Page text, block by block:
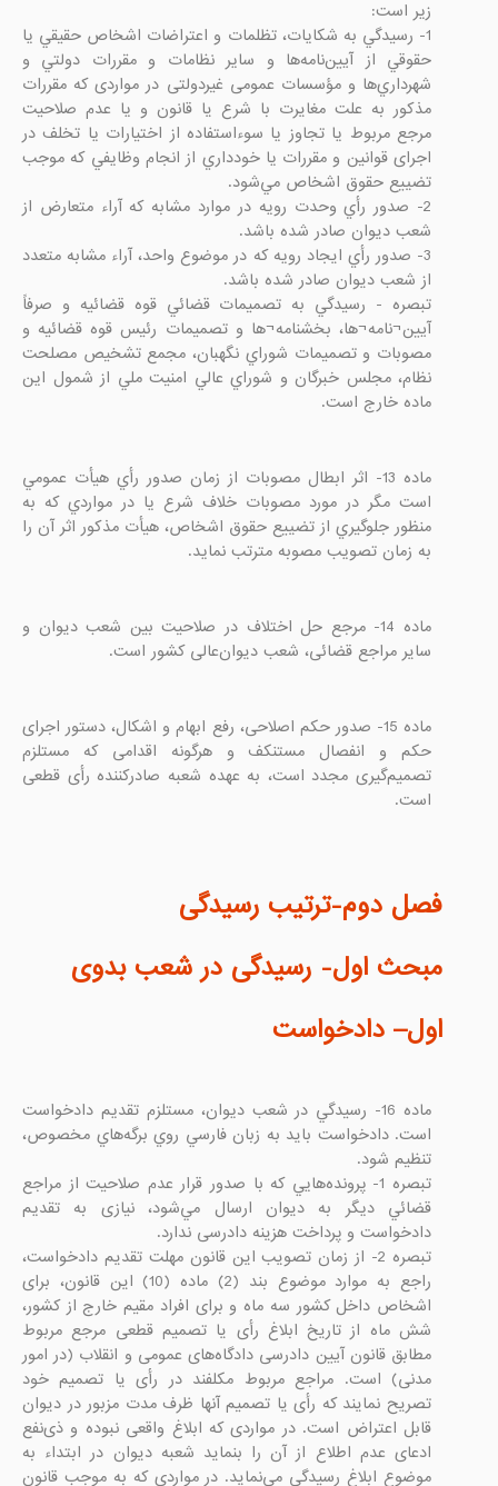
1- رسيدگي به شكايات، تظلمات و اعتراضات اشخاص حقيقي يا
حقوقي از آيين‌نامه‌ها و ساير نظامات و مقررات دولتي و
شهرداري‌ها و مؤسسات عمومی غیردولتی در مواردی که مقررات
مذكور به علت مغایرت با شرع یا قانون و يا عدم صلاحيت
مرجع مربوط يا تجاوز يا سوءاستفاده از اختيارات يا تخلف در
اجرای قوانين و مقررات يا خودداري از انجام وظايفي كه موجب
2- صدور رأي وحدت رويه در موارد مشابه که آراء متعارض از
3- صدور رأي ایجاد رويه كه در موضوع واحد، آراء مشابه متعدد
تبصره - رسيدگي به تصميمات قضائي قوه قضائيه و صرفاً
آیین¬نامه¬ها، بخشنامه¬ها و تصمیمات رئیس قوه قضائیه و
مصوبات و تصميمات شوراي نگهبان، مجمع تشخيص مصلحت
نظام، مجلس خبرگان و شوراي عالي امنيت ملي از شمول اين
ماده خارج است.
ماده 13- اثر ابطال مصوبات از زمان صدور رأي هيأت عمومي
است مگر در مورد مصوبات خلاف شرع يا در مواردي كه به
منظور جلوگيري از تضييع حقوق اشخاص،‌ هيأت مذكور اثر آن را
به زمان تصويب مصوبه مترتب نمايد.
ماده 14- مرجع حل اختلاف در صلاحیت بین شعب دیوان و
سایر مراجع قضائی، شعب دیوان‌عالی کشور است.
ماده 15- صدور حکم اصلاحی، رفع ابهام و اشکال، دستور اجرای
حکم و انفصال مستنکف و هرگونه اقدامی که مستلزم
تصمیم‌گیری مجدد است، به عهده شعبه صادرکننده رأی قطعی
فصل دوم-‌ترتیب رسیدگی
مبحث اول- رسیدگی در شعب بدوی
اول– دادخواست
ماده 16- رسيدگي در شعب ديوان، مستلزم تقديم دادخواست
است. دادخواست باید به زبان فارسي روي برگه‌هاي مخصوص،
تبصره 1- پرونده‌هايي كه با صدور قرار عدم صلاحيت از مراجع
قضائي ديگر به دیوان ارسال مي‌شود، نيازی به تقديم
تبصره 2- از زمان تصویب این قانون مهلت تقدیم دادخواست،
راجع به موارد موضوع بند (2) ماده (10) این قانون، برای
اشخاص داخل کشور سه ماه و برای افراد مقیم خارج از کشور،
شش ماه از تاریخ ابلاغ رأی یا تصمیم قطعی مرجع مربوط
مطابق قانون آیین دادرسی دادگاه‌های عمومی و انقلاب (در امور
مدنی) است. مراجع مربوط مکلفند در رأی یا تصمیم خود
تصریح نمایند که رأی یا تصمیم آنها ظرف مدت مزبور در دیوان
قابل اعتراض است. در مواردی که ابلاغ واقعی نبوده و ذی‌نفع
ادعای عدم اطلاع از آن را بنماید شعبه دیوان در ابتداء به
موضوع ابلاغ رسیدگی می‌نماید. در مواردی که به موجب قانون